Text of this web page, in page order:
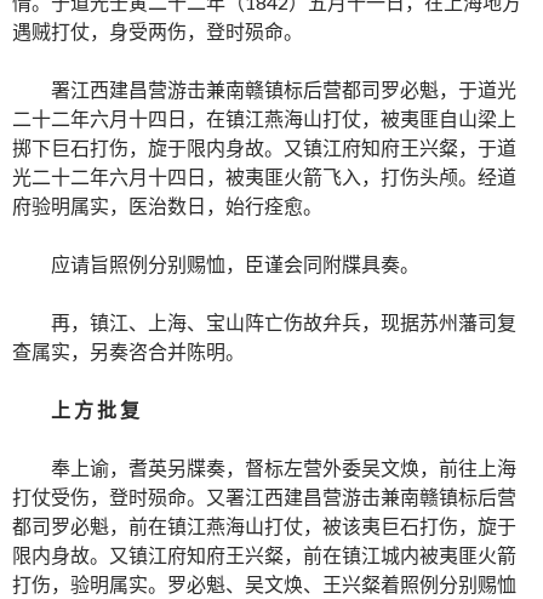
遇贼打仗，身受两伤，登时殒命。
署江西建昌营游击兼南赣镇标后营都司罗必魁，于道光
二十二年六月十四日，在镇江燕海山打仗，被夷匪自山梁上
掷下巨石打伤，旋于限内身故。又镇江府知府王兴粲，于道
光二十二年六月十四日，被夷匪火箭飞入，打伤头颅。经道
府验明属实，医治数日，始行痊愈。
应请旨照例分别赐恤，臣谨会同附牒具奏。
再，镇江、上海、宝山阵亡伤故弁兵，现据苏州藩司复
查属实，另奏咨合并陈明。
上 方 批 复
奉上谕，耆英另牒奏，督标左营外委吴文焕，前往上海
打仗受伤，登时殒命。又署江西建昌营游击兼南赣镇标后营
都司罗必魁，前在镇江燕海山打仗，被该夷巨石打伤，旋于
限内身故。又镇江府知府王兴粲，前在镇江城内被夷匪火箭
打伤，验明属实。罗必魁、吴文焕、王兴粲着照例分别赐恤